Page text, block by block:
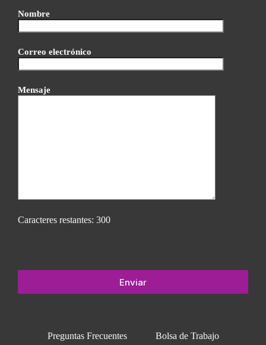
Nombre
Correo electrónico
Mensaje
Caracteres restantes: 300
Preguntas Frecuentes Bolsa de Trabajo